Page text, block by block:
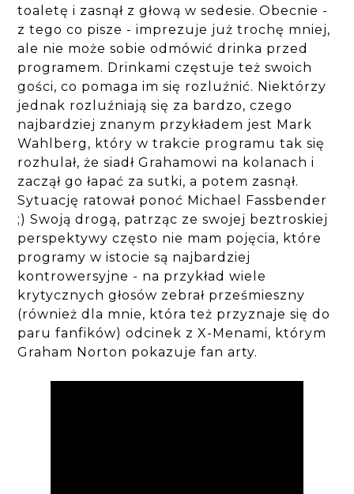
toaletę i zasnął z głową w sedesie. Obecnie -
z tego co pisze - imprezuje już trochę mniej,
ale nie może sobie odmówić drinka przed
programem. Drinkami częstuje też swoich
gości, co pomaga im się rozluźnić. Niektórzy
jednak rozluźniają się za bardzo, czego
najbardziej znanym przykładem jest Mark
Wahlberg, który w trakcie programu tak się
rozhulał, że siadł Grahamowi na kolanach i
zaczął go łapać za sutki, a potem zasnął.
Sytuację ratował ponoć Michael Fassbender
;) Swoją drogą, patrząc ze swojej beztroskiej
perspektywy często nie mam pojęcia, które
programy w istocie są najbardziej
kontrowersyjne - na przykład wiele
krytycznych głosów zebrał prześmieszny
(również dla mnie, która też przyznaje się do
paru fanfików) odcinek z X-Menami, którym
Graham Norton pokazuje fan arty.